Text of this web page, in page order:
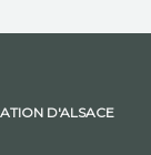
D'ALSACE